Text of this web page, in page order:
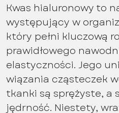
Kwas hialuronowy to
występujący w
który pełni kluczową
prawidłowego
elastyczności. Jego
wiązania cząsteczek
tkanki są sprężyste, a
jędrność. Niestety,